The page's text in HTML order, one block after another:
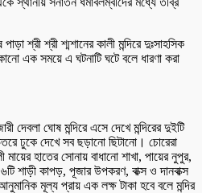
শ্রী শ্রী শ্মশানের কালী মন্দিরে দুঃসাহসিক
এক সময়ে এ ঘটনাটি ঘটে বলে ধারণা করা
দেবলা ঘোষ মন্দিরে এসে দেখে মন্দিরের দুইটি
ঢুকে দেখে সব ছড়ানো ছিটানো। চোরেরা
মায়ের হাতের সোনায় বাধানো শাখা, পায়ের নুপুর,
শাড়ী কাপড়, পূজার উপকরণ, বাক্স ও দানবাক্স
মূল্য প্রায় এক লক্ষ টাকা হবে বলে মন্দির